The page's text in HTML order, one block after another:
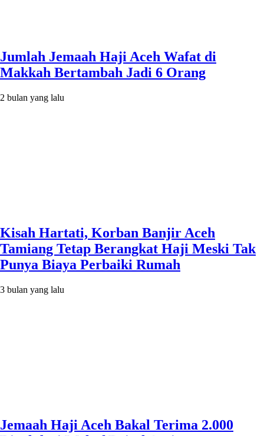
Jumlah Jemaah Haji Aceh Wafat di
Makkah Bertambah Jadi 6 Orang
2 bulan yang lalu
Kisah Hartati, Korban Banjir Aceh
Tamiang Tetap Berangkat Haji Meski Tak
Punya Biaya Perbaiki Rumah
3 bulan yang lalu
Jemaah Haji Aceh Bakal Terima 2.000